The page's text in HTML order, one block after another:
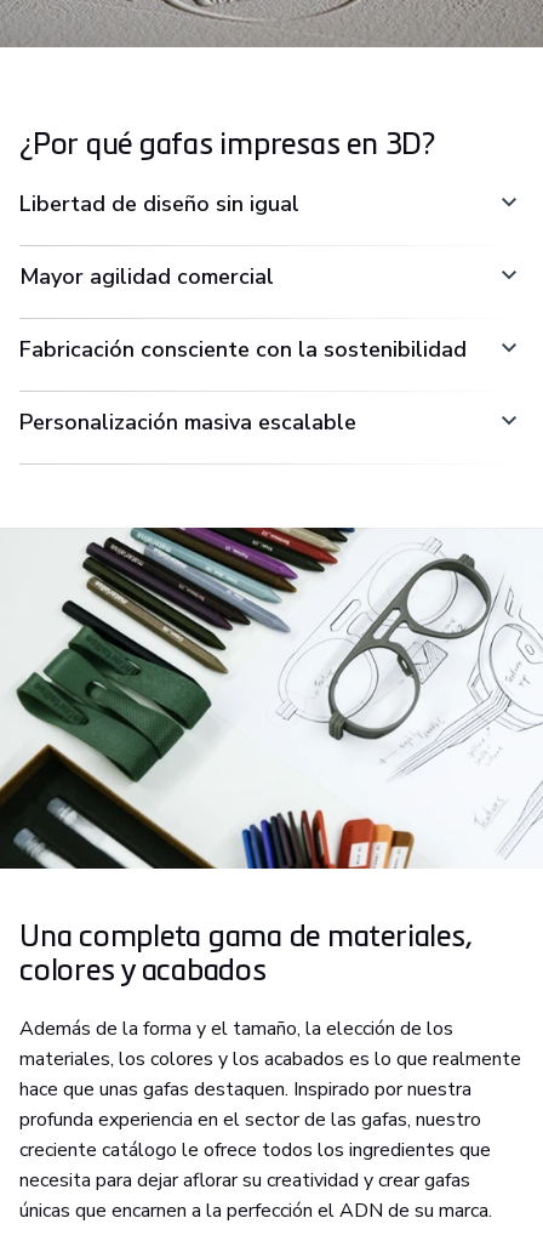
¿Por qué gafas impresas en 3D?
Libertad de diseño sin igual
Mayor agilidad comercial
Fabricación consciente con la sostenibilidad
Personalización masiva escalable
Una completa gama de materiales,
colores y acabados
Además de la forma y el tamaño, la elección de los
materiales, los colores y los acabados es lo que realmente
hace que unas gafas destaquen. Inspirado por nuestra
profunda experiencia en el sector de las gafas, nuestro
creciente catálogo le ofrece todos los ingredientes que
necesita para dejar aflorar su creatividad y crear gafas
únicas que encarnen a la perfección el ADN de su marca.